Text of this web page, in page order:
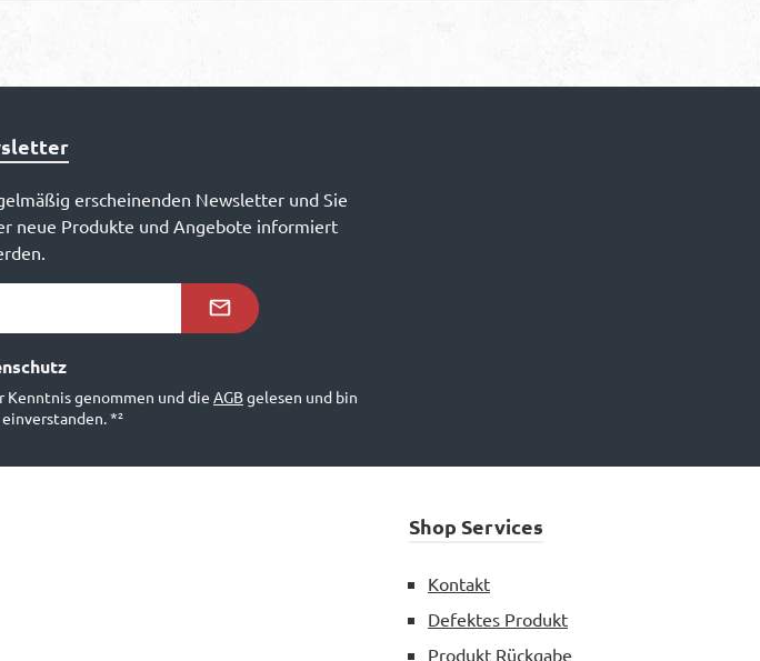
erscheinenden Newsletter und Sie
neue Produkte und Angebote informiert
Kenntnis genommen und die AGBgelesen und bin
*²
Shop Services
Kontakt
Defektes Produkt
Produkt Rückgabe